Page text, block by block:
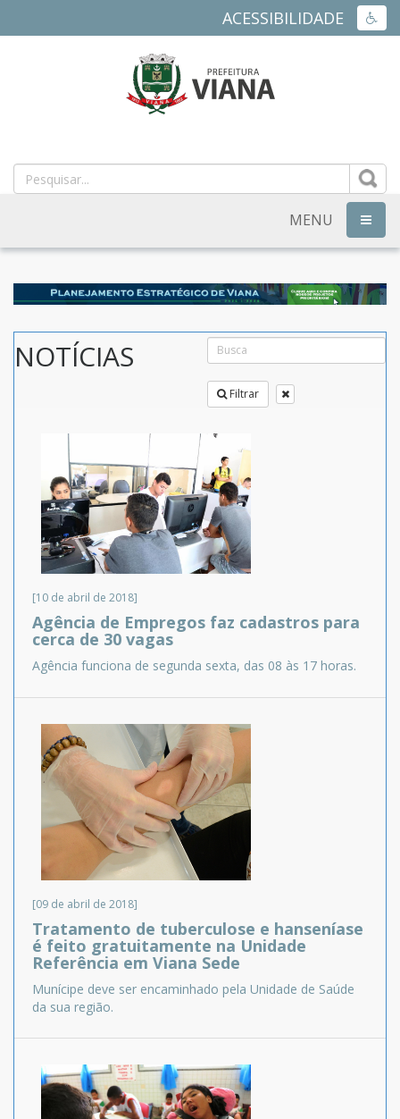
ACESSIBILIDADE
MUNICIPAL
DE
VIANA
ES
MENU
NOTÍCIAS
Filtrar
[10 de abril de 2018]
Agência de Empregos faz cadastros para
cerca de 30 vagas
Agência funciona de segunda sexta, das 08 às 17 horas.
[09 de abril de 2018]
Tratamento de tuberculose e hanseníase
é feito gratuitamente na Unidade
Referência em Viana Sede
Munícipe deve ser encaminhado pela Unidade de Saúde
da sua região.